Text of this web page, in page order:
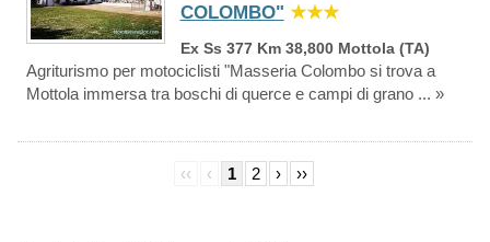
COLOMBO" ★★★
Ex Ss 377 Km 38,800 Mottola (TA)
Agriturismo per motociclisti "Masseria Colombo si trova a
Mottola immersa tra boschi di querce e campi di grano ... »
‹‹ ‹ 1 2 › ››